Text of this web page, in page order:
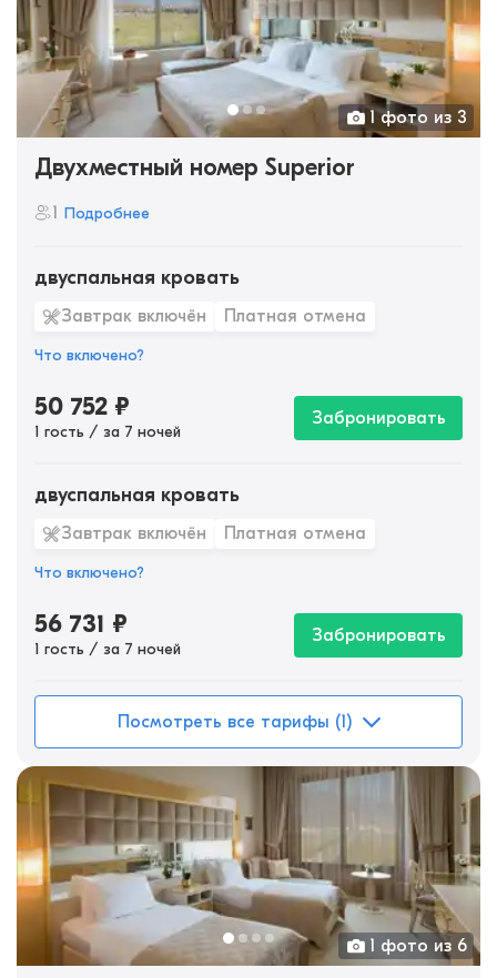
1 фото из 3
Двухместный номер Superior
1 Подробнее
двуспальная кровать
Завтрак включён Платная отмена
Что включено?
50 752 ₽
1 гость / за 7 ночей
Забронировать
двуспальная кровать
Завтрак включён Платная отмена
Что включено?
56 731 ₽
1 гость / за 7 ночей
Забронировать
Посмотреть все тарифы (1)
1 фото из 6